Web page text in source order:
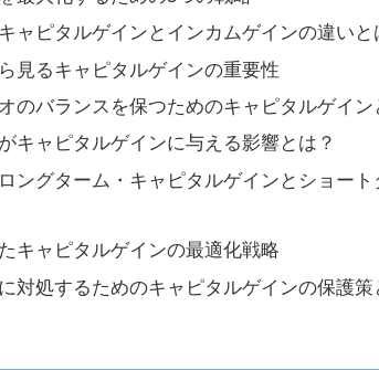
ャピタルゲインとインカムゲインの違いと
見るキャピタルゲインの重要性
のバランスを保つためのキャピタルゲイ
キャピタルゲインに与える影響とは？
ングターム・キャピタルゲインとショー
キャピタルゲインの最適化戦略
対処するためのキャピタルゲインの保護策